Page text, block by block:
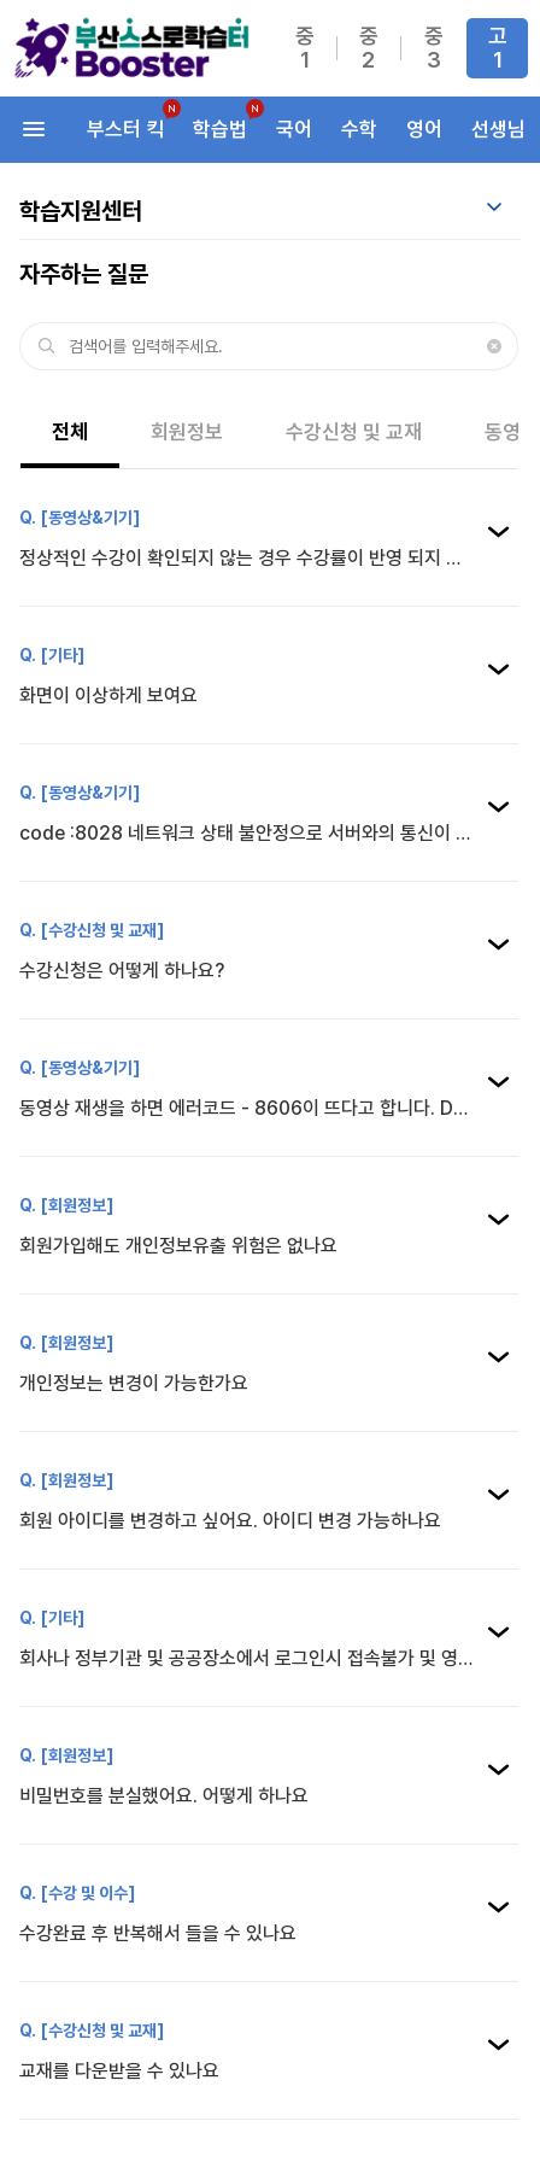
중
1
중
2
중
3
고
1
부스터 킥 학습법 국어 수학 영어 선생님
학습지원센터
자주하는 질문
전체 회원정보 수강신청 및 교재 동영
[동영상&기기]
정상적인 수강이 확인되지 않는 경우 수강률이 반영 되지 않을 수 있습니다.
[기타]
화면이 이상하게 보여요
[동영상&기기]
code :8028 네트워크 상태 불안정으로 서버와의 통신이 정상 연결되지 못했습니다. 네트워크 상태를 해결해주세요. 라는 메세지가 뜹니다.
[수강신청 및 교재]
수강신청은 어떻게 하나요?
[동영상&기기]
동영상 재생을 하면 에러코드 - 8606이 뜨다고 합니다. DB오류가 발생했습니다. 설정에서 저장소 확인 부탁드립니다
[회원정보]
회원가입해도 개인정보유출 위험은 없나요
[회원정보]
개인정보는 변경이 가능한가요
[회원정보]
회원 아이디를 변경하고 싶어요. 아이디 변경 가능하나요
[기타]
회사나 정부기관 및 공공장소에서 로그인시 접속불가 및 영상실행이 되지 않아요
[회원정보]
비밀번호를 분실했어요. 어떻게 하나요
[수강 및 이수]
수강완료 후 반복해서 들을 수 있나요
[수강신청 및 교재]
교재를 다운받을 수 있나요